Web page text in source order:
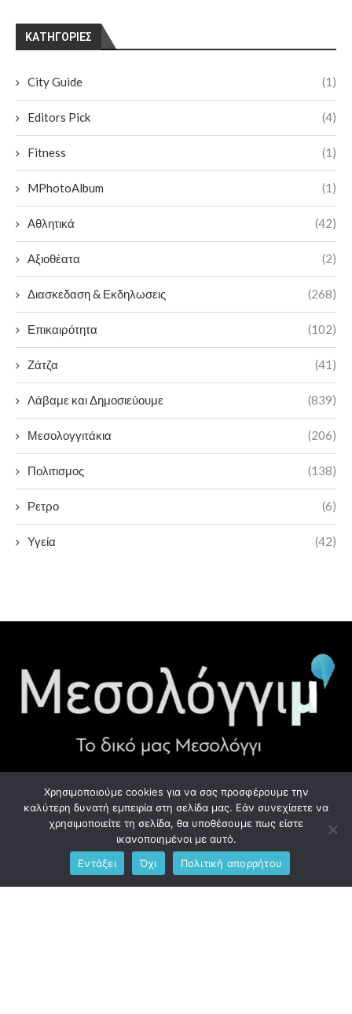
KΑΤΗΓΟΡΊΕΣ
City Guide (1)
Editors Pick (4)
Fitness (1)
MPhotoAlbum (1)
Αθλητικά (42)
Αξιοθέατα (2)
Διασκεδαση & Εκδηλωσεις (268)
Επικαιρότητα (102)
Ζάτζα (41)
Λάβαμε και Δημοσιεύουμε (839)
Μεσολογγιτάκια (206)
Πολιτισμος (138)
Ρετρο (6)
Υγεία (42)
ΧΡΉΣΙΜΑ LINK
Προσωπικά Δεδομένα - GDPR
Ανδρέου Λόντου 1, Μεσολόγγι 302 00
Χρησιμοποιούμε cookies για να σας προσφέρουμε την
καλύτερη δυνατή εμπειρία στη σελίδα μας. Εάν συνεχίσετε να
χρησιμοποιείτε τη σελίδα, θα υποθέσουμε πως είστε
ικανοποιημένοι με αυτό.
Εντάξει
Όχι Πολιτική απορρήτου